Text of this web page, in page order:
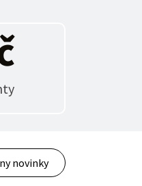
novinky